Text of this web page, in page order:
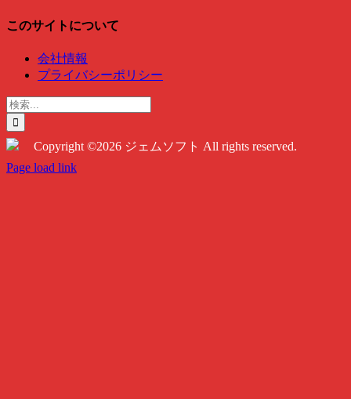
このサイトについて
会社情報
プライバシーポリシー
検
索
…
Copyright ©2026 ジェムソフト All rights reserved.
Twitter
Instagram
Facebook
Page load link